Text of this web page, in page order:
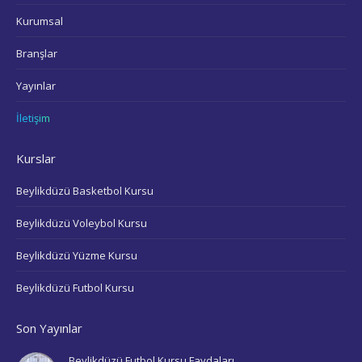
window
Kurumsal
Branşlar
Yayınlar
İletişim
Kurslar
Beylikdüzü Basketbol Kursu
Beylikdüzü Voleybol Kursu
Beylikdüzü Yüzme Kursu
Beylikdüzü Futbol Kursu
Son Yayınlar